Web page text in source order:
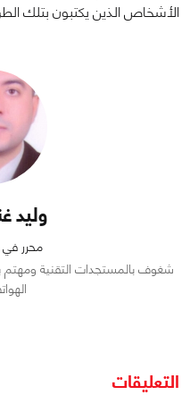
الأشخاص الذين يكتبون بتلك
وليد
محرر في
شغوف بالمستجدات التقنية ومهتم
التعليقات